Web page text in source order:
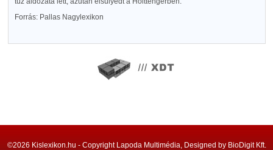
Forrás: Pallas Nagylexikon
©2026 Kislexikon.hu - Copyright Lapoda Multimédia, Designed by BioDigit Kft.